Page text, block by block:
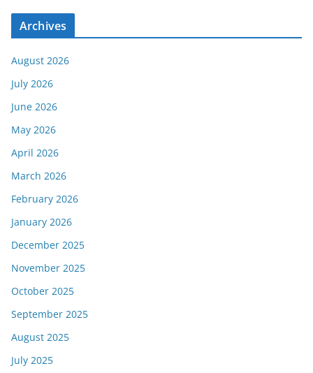
Archives
August 2026
July 2026
June 2026
May 2026
April 2026
March 2026
February 2026
January 2026
December 2025
November 2025
October 2025
September 2025
August 2025
July 2025